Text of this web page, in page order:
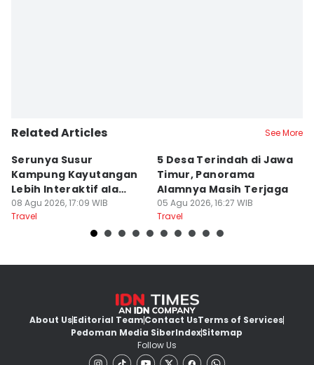
Related Articles See More
Serunya Susur
Kampung Kayutangan
Lebih Interaktif ala
Kelana Race
08 Agu 2026, 17:09 WIB
Travel
5 Desa Terindah di Jawa
Timur, Panorama
Alamnya Masih Terjaga
05 Agu 2026, 16:27 WIB
Travel
About UsEditorial TeamContact UsTerms of Services
Pedoman Media SiberIndexSitemap
Follow Us